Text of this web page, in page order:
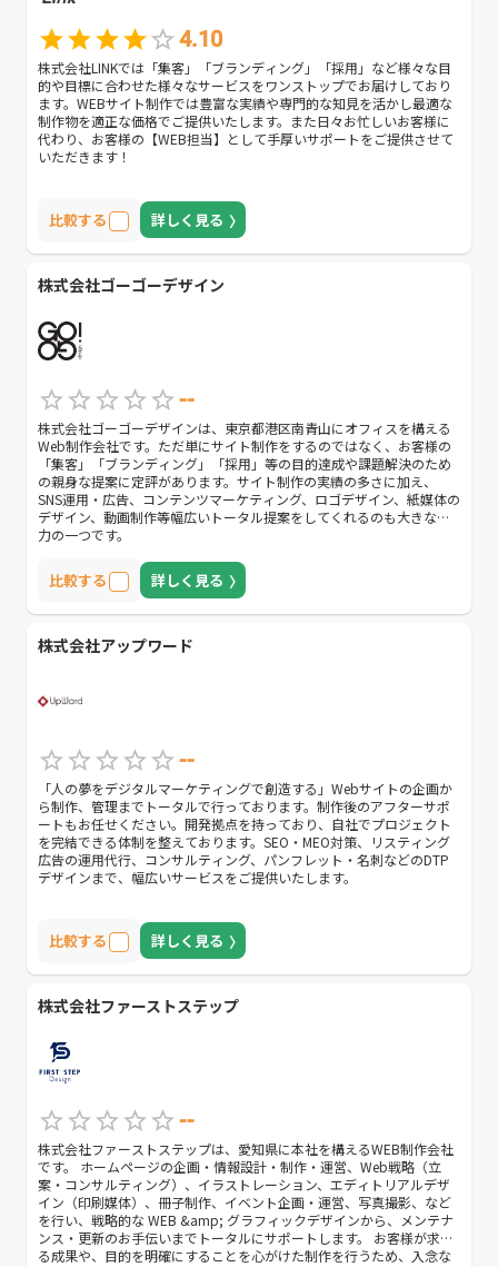
4.10
株式会社LINKでは「集客」「ブランディング」「採用」など様々な目
的や目標に合わせた様々なサービスをワンストップでお届けしており
ます。WEBサイト制作では豊富な実績や専門的な知見を活かし最適な
制作物を適正な価格でご提供いたします。また日々お忙しいお客様に
代わり、お客様の【WEB担当】として手厚いサポートをご提供させて
いただきます！
比較する 詳しく見る
株式会社ゴーゴーデザイン
--
株式会社ゴーゴーデザインは、東京都港区南青山にオフィスを構える
Web制作会社です。ただ単にサイト制作をするのではなく、お客様の
「集客」「ブランディング」「採用」等の目的達成や課題解決のため
の親身な提案に定評があります。サイト制作の実績の多さに加え、
SNS運用・広告、コンテンツマーケティング、ロゴデザイン、紙媒体の
デザイン、動画制作等幅広いトータル提案をしてくれるのも大きな魅
力の一つです。
比較する 詳しく見る
株式会社アップワード
--
「人の夢をデジタルマーケティングで創造する」Webサイトの企画か
ら制作、管理までトータルで行っております。制作後のアフターサポ
ートもお任せください。開発拠点を持っており、自社でプロジェクト
を完結できる体制を整えております。SEO・MEO対策、リスティング
広告の運用代行、コンサルティング、パンフレット・名刺などのDTP
デザインまで、幅広いサービスをご提供いたします。
比較する 詳しく見る
株式会社ファーストステップ
--
株式会社ファーストステップは、愛知県に本社を構えるWEB制作会社
です。 ホームページの企画・情報設計・制作・運営、Web戦略（立
案・コンサルティング）、イラストレーション、エディトリアルデザ
イン（印刷媒体）、冊子制作、イベント企画・運営、写真撮影、など
を行い、戦略的な WEB &amp; グラフィックデザインから、メンテナ
ンス・更新のお手伝いまでトータルにサポートします。 お客様が求め
る成果や、目的を明確にすることを心がけた制作を行うため、入念な